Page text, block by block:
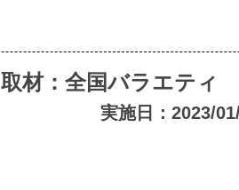
取材：全国バラエティ
実施日：2023/